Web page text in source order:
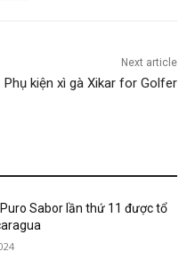
Next article
Phụ kiện xì gà Xikar for Golfer
Puro Sabor lần thứ 11 được tổ